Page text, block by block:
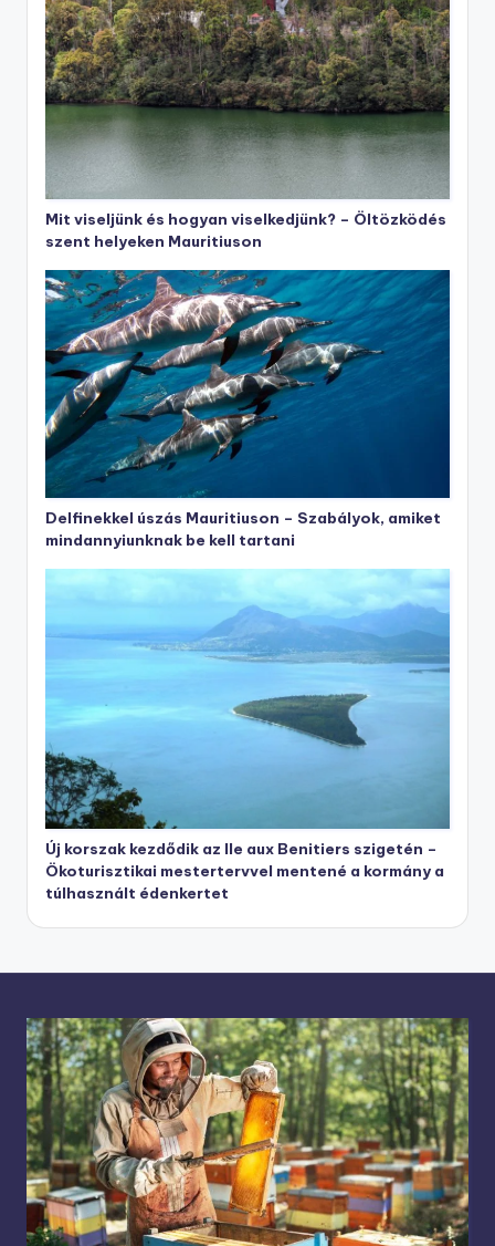
Mit viseljünk és hogyan viselkedjünk? – Öltözködés
szent helyeken Mauritiuson
Delfinekkel úszás Mauritiuson – Szabályok, amiket
mindannyiunknak be kell tartani
Új korszak kezdődik az Ile aux Benitiers szigetén –
Ökoturisztikai mestertervvel mentené a kormány a
túlhasznált édenkertet